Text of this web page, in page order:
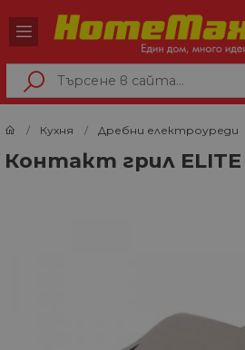
Кухня Дребни електроуреди
Контакт грил ELITE